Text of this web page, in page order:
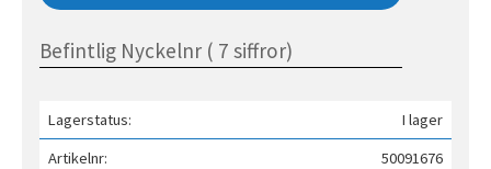
Lagerstatus
I lager
Artikelnr
50091676